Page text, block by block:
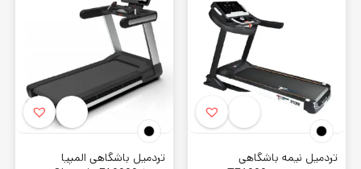
تردمیل نیمه باشگاهی
تردمیل باشگاهی المپیا